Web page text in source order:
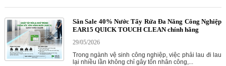
Săn Sale 40% Nước Tẩy Rửa Đa Năng Công Nghiệp
EAR15 QUICK TOUCH CLEAN chính hãng
29/05/2026
Trong ngành vệ sinh công nghiệp, việc phải lau đi lau
lại nhiều lần không chỉ gây tốn nhân công,...